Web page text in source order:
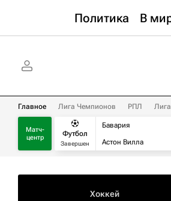
Политика В
Главное Лига Чемпионов РПЛ
Матч-
центр
Футбол
Завершен
Бавария
Астон Вилла
Хоккей